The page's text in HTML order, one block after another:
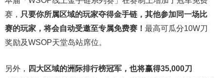
赛， 只要你所属区域的玩家夺得金手链，其他参加同一场比
赛的玩家，将会自动受邀至专属免费赛！ 最高可瓜分10W刀
奖励及WSOP天堂岛站席位。
另外， 四大区域的洲际排行榜冠军，也将赢得35,000刀